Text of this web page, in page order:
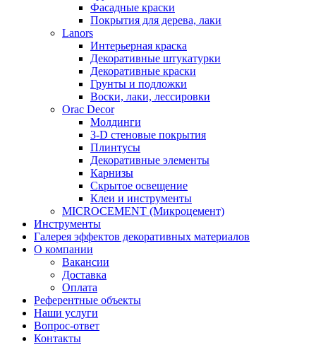
Фасадные краски
Покрытия для дерева, лаки
Lanors
Интерьерная краска
Декоративные штукатурки
Декоративные краски
Грунты и подложки
Воски, лаки, лессировки
Orac Decor
Молдинги
3-D стеновые покрытия
Плинтусы
Декоративные элементы
Карнизы
Скрытое освещение
Клеи и инструменты
MICROCEMENT (Микроцемент)
Инструменты
Галерея эффектов декоративных материалов
О компании
Вакансии
Доставка
Оплата
Референтные объекты
Наши услуги
Вопрос-ответ
Контакты